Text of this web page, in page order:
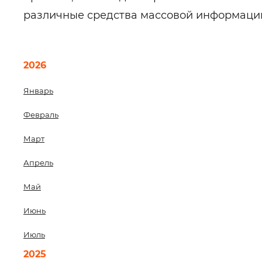
различные средства массовой
2026
Январь
Февраль
Март
Апрель
Май
Июнь
Июль
2025